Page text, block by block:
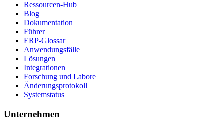
Ressourcen-Hub
Blog
Dokumentation
Führer
ERP-Glossar
Anwendungsfälle
Lösungen
Integrationen
Forschung und Labore
Änderungsprotokoll
Systemstatus
Unternehmen